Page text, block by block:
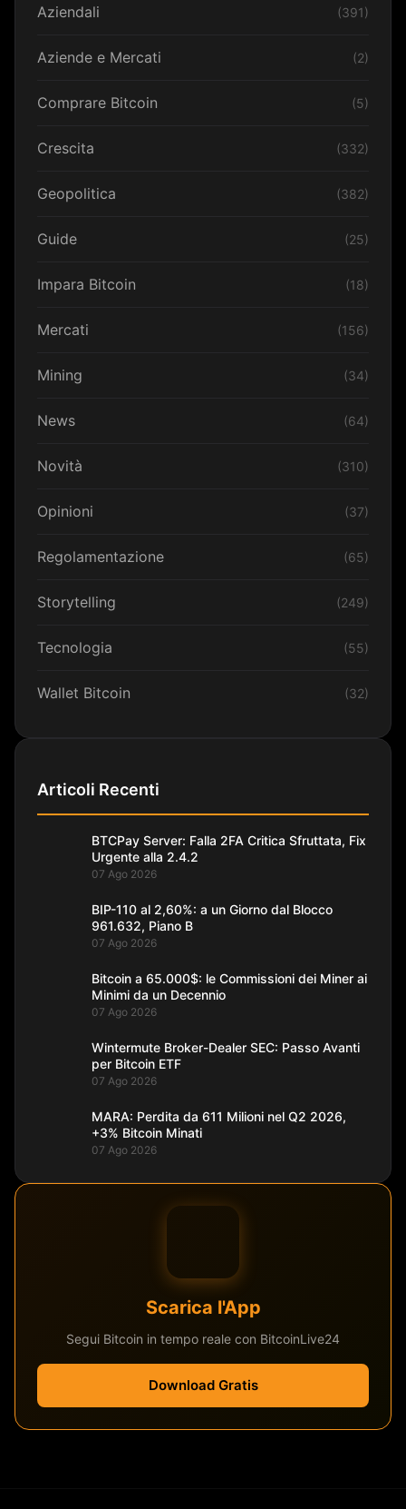
Aziendali (391)
Aziende e Mercati (2)
Comprare Bitcoin (5)
Crescita (332)
Geopolitica (382)
Guide (25)
Impara Bitcoin (18)
Mercati (156)
Mining (34)
News (64)
Novità (310)
Opinioni (37)
Regolamentazione (65)
Storytelling (249)
Tecnologia (55)
Wallet Bitcoin (32)
Articoli Recenti
BTCPay Server: Falla 2FA Critica Sfruttata, Fix
Urgente alla 2.4.2
07 Ago 2026
BIP-110 al 2,60%: a un Giorno dal Blocco
961.632, Piano B
07 Ago 2026
Bitcoin a 65.000$: le Commissioni dei Miner ai
Minimi da un Decennio
07 Ago 2026
Wintermute Broker-Dealer SEC: Passo Avanti
per Bitcoin ETF
07 Ago 2026
MARA: Perdita da 611 Milioni nel Q2 2026,
+3% Bitcoin Minati
07 Ago 2026
Scarica l'App
Segui Bitcoin in tempo reale con BitcoinLive24
Download Gratis